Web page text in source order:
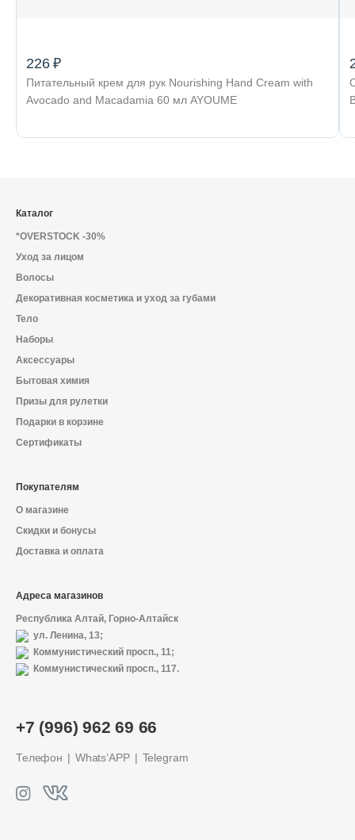
226 ₽
Питательный крем для рук Nourishing Hand Cream with
Avocado and Macadamia 60 мл AYOUME
+7 (996) 962 69 66
Телефон Whats’APP Telegram
Каталог
*OVERSTOCK -30%
Уход за лицом
Волосы
Декоративная косметика и уход за губами
Тело
Наборы
Аксессуары
Бытовая химия
Призы для рулетки
Подарки в корзине
Сертификаты
Покупателям
О магазине
Скидки и бонусы
Доставка и оплата
Адреса магазинов
Республика Алтай, Горно-Алтайск
ул. Ленина, 13;
Коммунистический просп., 11;
Коммунистический просп., 117.